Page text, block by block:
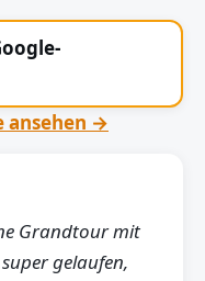
ansehen →
Grandtour mit
gelaufen,